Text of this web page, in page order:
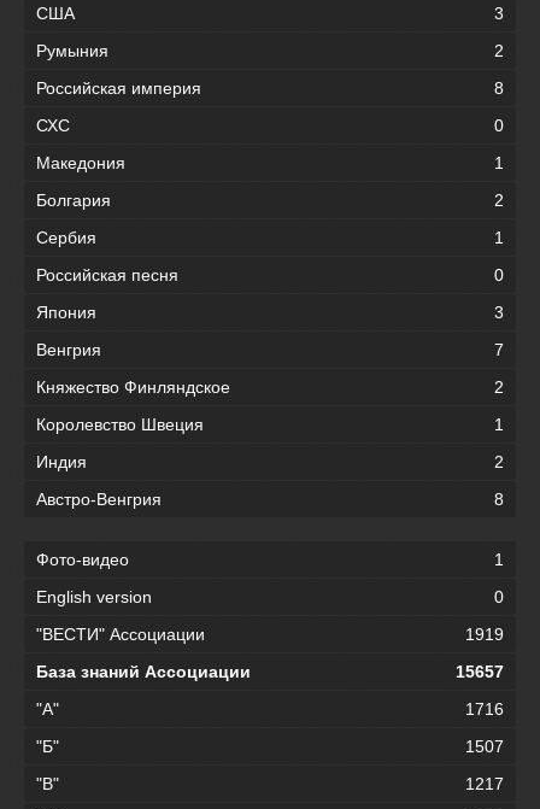
США
3
Румыния
2
Российская империя
8
СХС
0
Македония
1
Болгария
2
Сербия
1
Российская песня
0
Япония
3
Венгрия
7
Княжество Финляндское
2
Королевство Швеция
1
Индия
2
Австро-Венгрия
8
Фото-видео
1
English version
0
"ВЕСТИ" Ассоциации
1919
База знаний Ассоциации
15657
"А"
1716
"Б"
1507
"В"
1217